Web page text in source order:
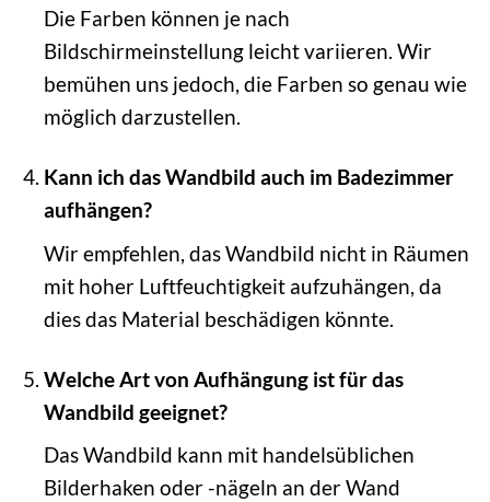
Die Farben können je nach
Bildschirmeinstellung leicht variieren. Wir
bemühen uns jedoch, die Farben so genau wie
möglich darzustellen.
Kann ich das Wandbild auch im Badezimmer
aufhängen?
Wir empfehlen, das Wandbild nicht in Räumen
mit hoher Luftfeuchtigkeit aufzuhängen, da
dies das Material beschädigen könnte.
Welche Art von Aufhängung ist für das
Wandbild geeignet?
Das Wandbild kann mit handelsüblichen
Bilderhaken oder -nägeln an der Wand